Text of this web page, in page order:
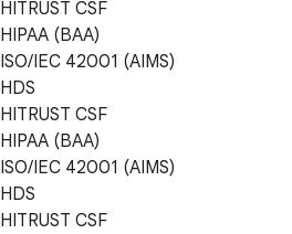
HITRUST CSF
HIPAA (BAA)
ISO/IEC 42001 (AIMS)
HDS
HITRUST CSF
HIPAA (BAA)
ISO/IEC 42001 (AIMS)
HDS
HITRUST CSF